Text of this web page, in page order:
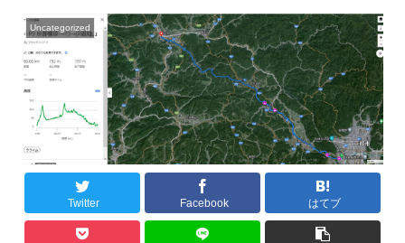
Uncategorized
Twitter Facebook はてブ